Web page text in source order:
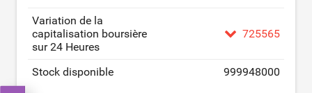
Variation de la
capitalisation boursière
sur 24 Heures
725565
Stock disponible 999948000